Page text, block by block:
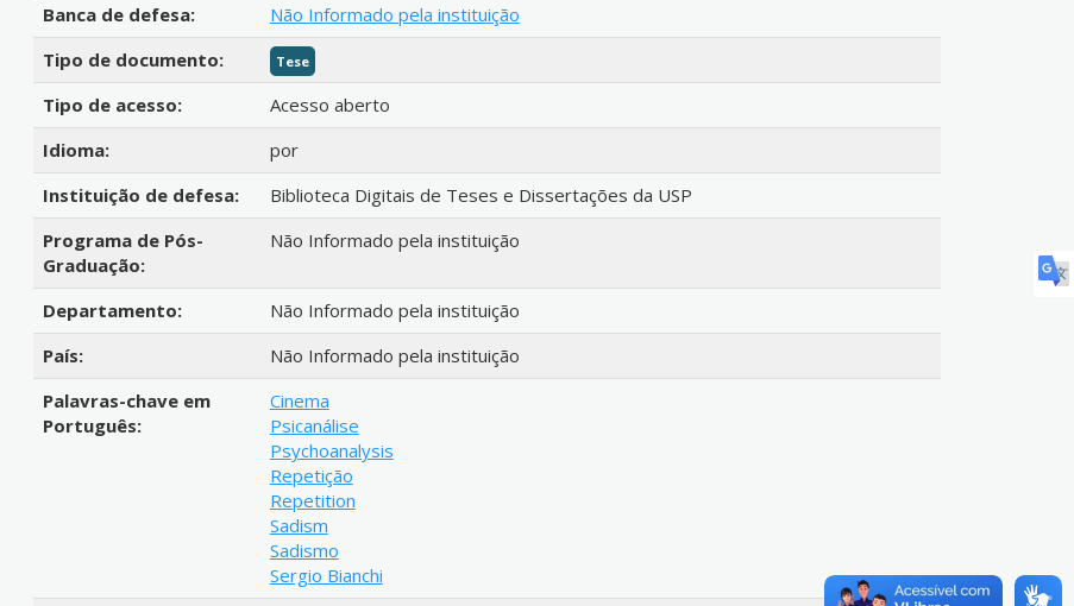
Banca de defesa:
Não Informado pela instituição
Tipo de documento:
Tese
Tipo de acesso:
Acesso aberto
Idioma:
por
Instituição de defesa:
Biblioteca Digitais de Teses e Dissertações da USP
Programa de Pós-
Graduação:
Não Informado pela instituição
Departamento:
Não Informado pela instituição
País:
Não Informado pela instituição
Palavras-chave em
Português:
Cinema
Psicanálise
Psychoanalysis
Repetição
Repetition
Sadism
Sadismo
Sergio Bianchi